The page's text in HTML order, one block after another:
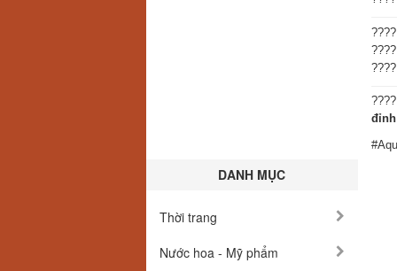
DANH MỤC
Thời trang
Nước hoa - Mỹ phẩm
????
????
????
????